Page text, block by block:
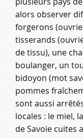
alors observer
forgerons
tisserands
de tissu), une
boulanger, un
bidoyon (mot
pommes
sont aussi
locales : le miel,
de Savoie cuites